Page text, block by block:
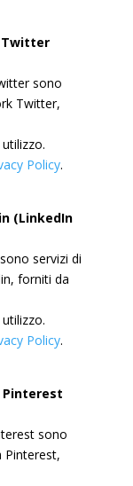
Twitter
sono
Twitter,
Policy.
(LinkedIn
servizi di
forniti da
Policy.
Pinterest
sono
Pinterest,